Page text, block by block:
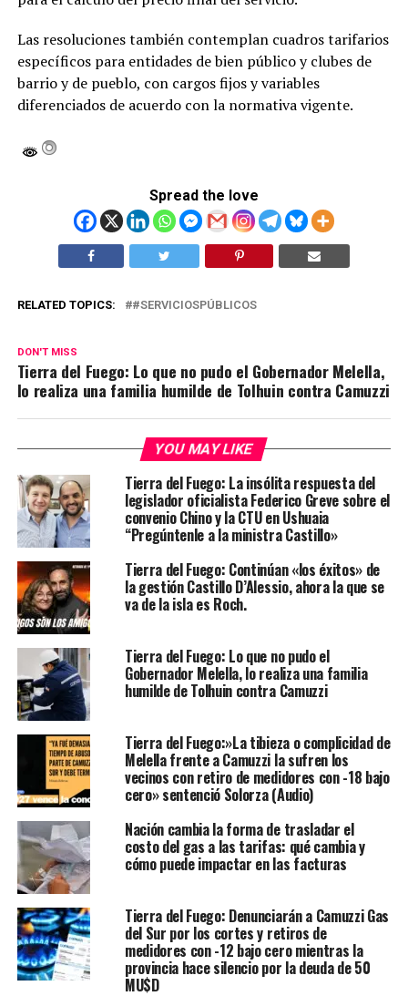
Las resoluciones también contemplan cuadros tarifarios
específicos para entidades de bien público y clubes de
barrio y de pueblo, con cargos fijos y variables
diferenciados de acuerdo con la normativa vigente.
Spread the love
RELATED TOPICS: #SERVICIOSPÚBLICOS
DON'T MISS
Tierra del Fuego: Lo que no pudo el Gobernador Melella,
lo realiza una familia humilde de Tolhuin contra Camuzzi
YOU MAY LIKE
Tierra del Fuego: La insólita respuesta del
legislador oficialista Federico Greve sobre el
convenio Chino y la CTU en Ushuaia
“Pregúntenle a la ministra Castillo»
Tierra del Fuego: Continúan «los éxitos» de
la gestión Castillo D’Alessio, ahora la que se
va de la isla es Roch.
Tierra del Fuego: Lo que no pudo el
Gobernador Melella, lo realiza una familia
humilde de Tolhuin contra Camuzzi
Tierra del Fuego:»La tibieza o complicidad de
Melella frente a Camuzzi la sufren los
vecinos con retiro de medidores con -18 bajo
cero» sentenció Solorza (Audio)
Nación cambia la forma de trasladar el
costo del gas a las tarifas: qué cambia y
cómo puede impactar en las facturas
Tierra del Fuego: Denunciarán a Camuzzi Gas
del Sur por los cortes y retiros de
medidores con -12 bajo cero mientras la
provincia hace silencio por la deuda de 50
MU$D